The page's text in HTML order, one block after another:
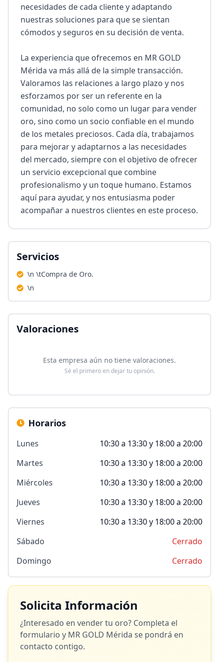
necesidades de cada cliente y adaptando
nuestras soluciones para que se sientan
cómodos y seguros en su decisión de venta.
La experiencia que ofrecemos en MR GOLD
Mérida va más allá de la simple transacción.
Valoramos las relaciones a largo plazo y nos
esforzamos por ser un referente en la
comunidad, no solo como un lugar para vender
oro, sino como un socio confiable en el mundo
de los metales preciosos. Cada día, trabajamos
para mejorar y adaptarnos a las necesidades
del mercado, siempre con el objetivo de ofrecer
un servicio excepcional que combine
profesionalismo y un toque humano. Estamos
aquí para ayudar, y nos entusiasma poder
acompañar a nuestros clientes en este proceso.
Servicios
\n \tCompra de Oro.
\n
Valoraciones
Esta empresa aún no tiene valoraciones.
Sé el primero en dejar tu opinión.
Horarios
Lunes
10:30 a 13:30 y 18:00 a 20:00
Martes
10:30 a 13:30 y 18:00 a 20:00
Miércoles
10:30 a 13:30 y 18:00 a 20:00
Jueves
10:30 a 13:30 y 18:00 a 20:00
Viernes
10:30 a 13:30 y 18:00 a 20:00
Sábado
Cerrado
Domingo
Cerrado
Solicita Información
¿Interesado en vender tu oro? Completa el
formulario y MR GOLD Mérida se pondrá en
contacto contigo.